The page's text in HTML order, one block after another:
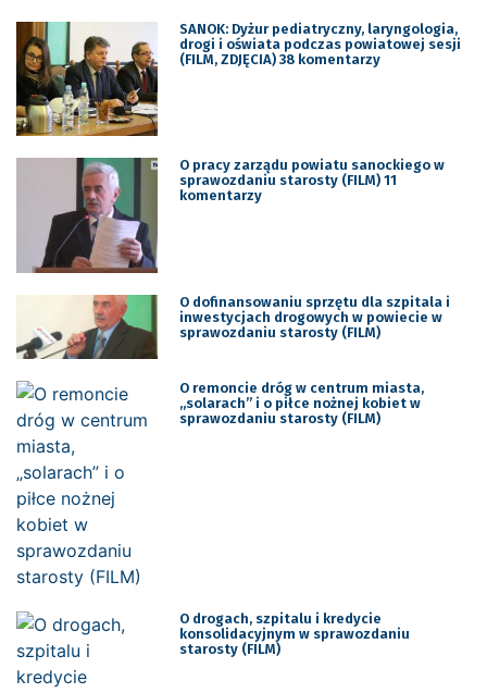
SANOK: Dyżur pediatryczny, laryngologia,
drogi i oświata podczas powiatowej sesji
(FILM, ZDJĘCIA) 38 komentarzy
O pracy zarządu powiatu sanockiego w
sprawozdaniu starosty (FILM) 11
komentarzy
O dofinansowaniu sprzętu dla szpitala i
inwestycjach drogowych w powiecie w
sprawozdaniu starosty (FILM)
O remoncie dróg w centrum miasta,
„solarach” i o piłce nożnej kobiet w
sprawozdaniu starosty (FILM)
O drogach, szpitalu i kredycie
konsolidacyjnym w sprawozdaniu
starosty (FILM)